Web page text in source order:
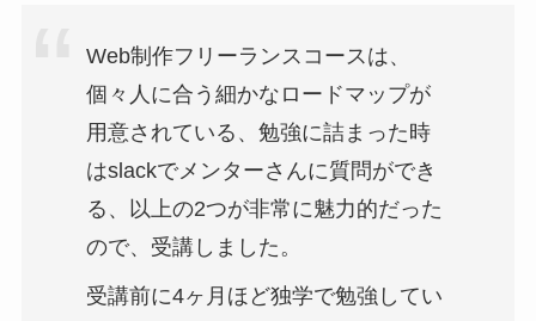
Web制作フリーランスコースは、
個々人に合う細かなロードマップが
用意されている、勉強に詰まった時
はslackでメンターさんに質問ができ
る、以上の2つが非常に魅力的だった
ので、受講しました。
受講前に4ヶ月ほど独学で勉強してい